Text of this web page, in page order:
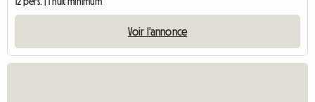
Voir l'annonce